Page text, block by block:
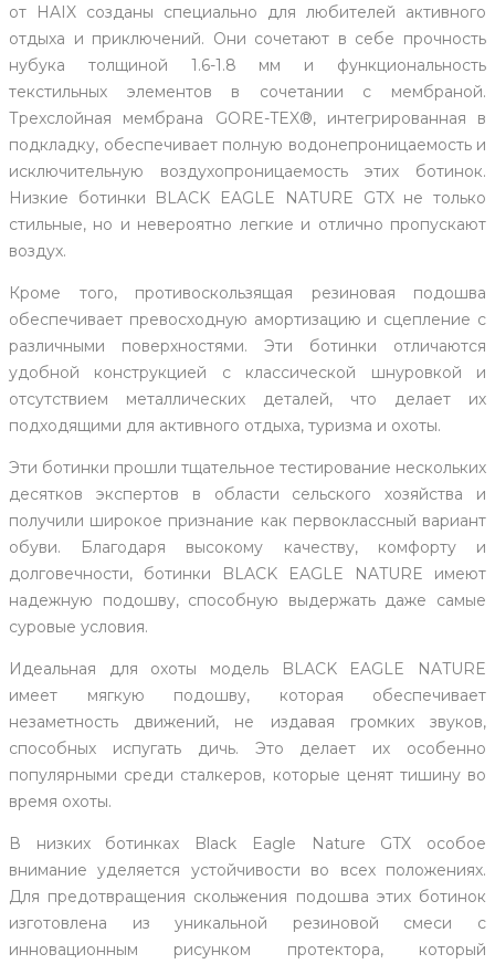
от HAIX созданы специально для любителей активного
отдыха и приключений. Они сочетают в себе прочность
нубука толщиной 1.6-1.8 мм и функциональность
текстильных элементов в сочетании с мембраной.
Трехслойная мембрана GORE-TEX®, интегрированная в
подкладку, обеспечивает полную водонепроницаемость и
исключительную воздухопроницаемость этих ботинок.
Низкие ботинки BLACK EAGLE NATURE GTX не только
стильные, но и невероятно легкие и отлично пропускают
воздух.
Кроме того, противоскользящая резиновая подошва
обеспечивает превосходную амортизацию и сцепление с
различными поверхностями. Эти ботинки отличаются
удобной конструкцией с классической шнуровкой и
отсутствием металлических деталей, что делает их
подходящими для активного отдыха, туризма и охоты.
Эти ботинки прошли тщательное тестирование нескольких
десятков экспертов в области сельского хозяйства и
получили широкое признание как первоклассный вариант
обуви. Благодаря высокому качеству, комфорту и
долговечности, ботинки BLACK EAGLE NATURE имеют
надежную подошву, способную выдержать даже самые
суровые условия.
Идеальная для охоты модель BLACK EAGLE NATURE
имеет мягкую подошву, которая обеспечивает
незаметность движений, не издавая громких звуков,
способных испугать дичь. Это делает их особенно
популярными среди сталкеров, которые ценят тишину во
время охоты.
В низких ботинках Black Eagle Nature GTX особое
внимание уделяется устойчивости во всех положениях.
Для предотвращения скольжения подошва этих ботинок
изготовлена из уникальной резиновой смеси с
инновационным рисунком протектора, который